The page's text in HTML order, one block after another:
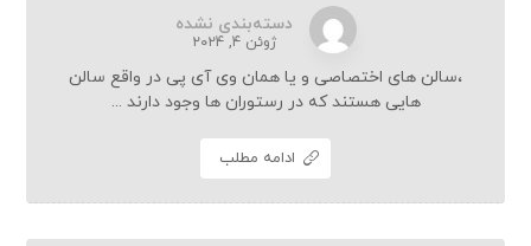
دسته‌بندی نشده
ژوئن ۴, ۲۰۲۴
،سالن های اختصاصی و یا همان وی آی پی در واقع سالن
هایی هستند که در رستوران ها وجود دارند ...
ادامه مطلب